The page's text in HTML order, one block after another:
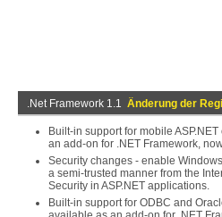
.Net Framework 1.1 Änderung der
Built-in support for mobile
an add-on for .NET Framework,
Security changes - enable
a semi-trusted manner from the
Security in ASP.NET applications.
Built-in support for ODBC and